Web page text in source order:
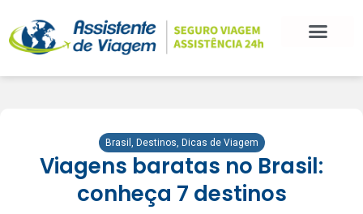
Brasil , Destinos, Dicas de Viagem
Viagens baratas no Brasil:
conheça 7 destinos